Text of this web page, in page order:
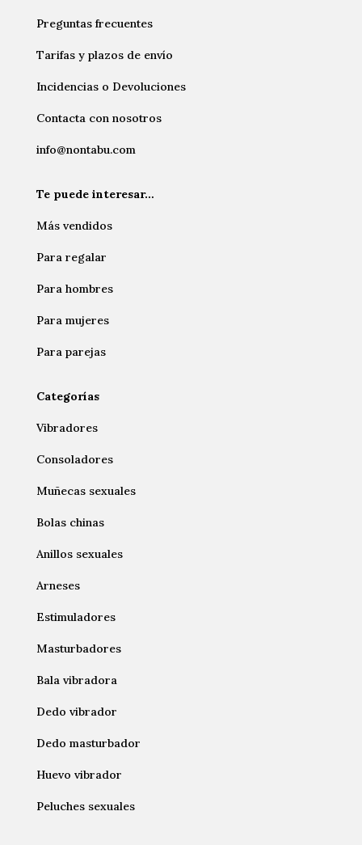
Preguntas frecuentes
Tarifas y plazos de envío
Incidencias o Devoluciones
Contacta con nosotros
info@nontabu.com
Te puede interesar…
Más vendidos
Para regalar
Para hombres
Para mujeres
Para parejas
Categorías
Vibradores
Consoladores
Muñecas sexuales
Bolas chinas
Anillos sexuales
Arneses
Estimuladores
Masturbadores
Bala vibradora
Dedo vibrador
Dedo masturbador
Huevo vibrador
Peluches sexuales